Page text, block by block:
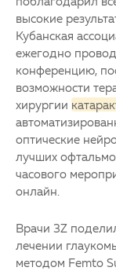
высокие
Кубанская
ежегодно
конференцию,
возможности
хирургии
оптические
лучших
часового
онлайн.
Врачи 3Z
лечении
методом Femto